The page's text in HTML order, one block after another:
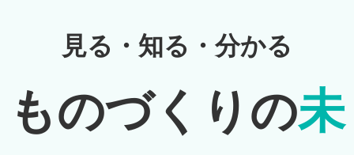
見る・知る・分かる
ものづくりの未